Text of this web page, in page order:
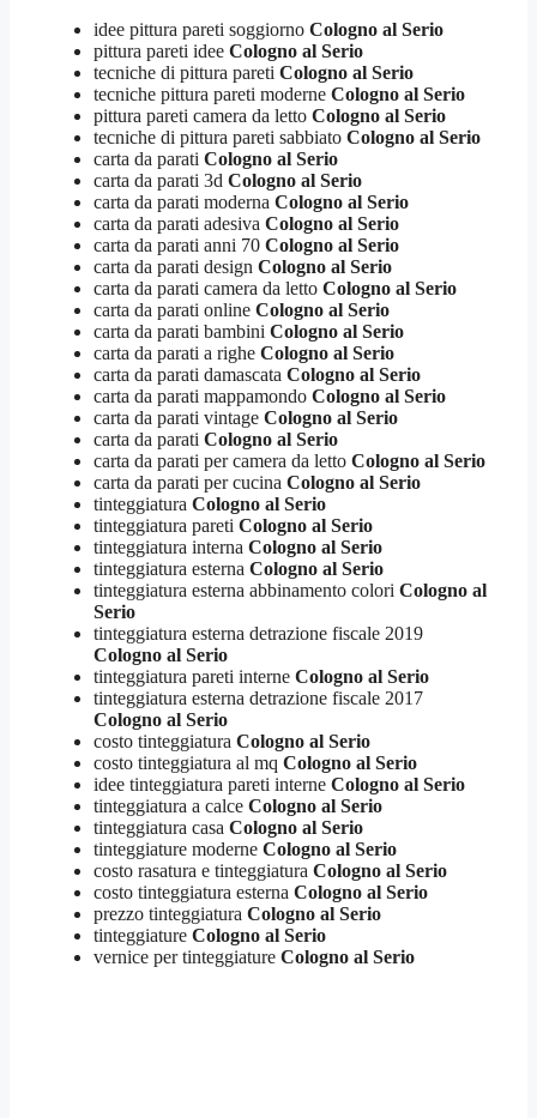
idee pittura pareti soggiorno Cologno al Serio
pittura pareti idee Cologno al Serio
tecniche di pittura pareti Cologno al Serio
tecniche pittura pareti moderne Cologno al Serio
pittura pareti camera da letto Cologno al Serio
tecniche di pittura pareti sabbiato Cologno al Serio
carta da parati Cologno al Serio
carta da parati 3d Cologno al Serio
carta da parati moderna Cologno al Serio
carta da parati adesiva Cologno al Serio
carta da parati anni 70 Cologno al Serio
carta da parati design Cologno al Serio
carta da parati camera da letto Cologno al Serio
carta da parati online Cologno al Serio
carta da parati bambini Cologno al Serio
carta da parati a righe Cologno al Serio
carta da parati damascata Cologno al Serio
carta da parati mappamondo Cologno al Serio
carta da parati vintage Cologno al Serio
carta da parati Cologno al Serio
carta da parati per camera da letto Cologno al Serio
carta da parati per cucina Cologno al Serio
tinteggiatura Cologno al Serio
tinteggiatura pareti Cologno al Serio
tinteggiatura interna Cologno al Serio
tinteggiatura esterna Cologno al Serio
tinteggiatura esterna abbinamento colori Cologno al
Serio
tinteggiatura esterna detrazione fiscale 2019
Cologno al Serio
tinteggiatura pareti interne Cologno al Serio
tinteggiatura esterna detrazione fiscale 2017
Cologno al Serio
costo tinteggiatura Cologno al Serio
costo tinteggiatura al mq Cologno al Serio
idee tinteggiatura pareti interne Cologno al Serio
tinteggiatura a calce Cologno al Serio
tinteggiatura casa Cologno al Serio
tinteggiature moderne Cologno al Serio
costo rasatura e tinteggiatura Cologno al Serio
costo tinteggiatura esterna Cologno al Serio
prezzo tinteggiatura Cologno al Serio
tinteggiature Cologno al Serio
vernice per tinteggiature Cologno al Serio